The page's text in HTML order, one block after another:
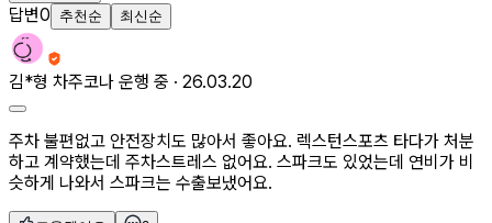
답변0 추천순 최신순
김*형 차주코나 운행 중 · 26.03.20
주차 불편없고 안전장치도 많아서 좋아요. 렉스턴스포츠 타다가 처분
하고 계약했는데 주차스트레스 없어요. 스파크도 있었는데 연비가 비
슷하게 나와서 스파크는 수출보냈어요.